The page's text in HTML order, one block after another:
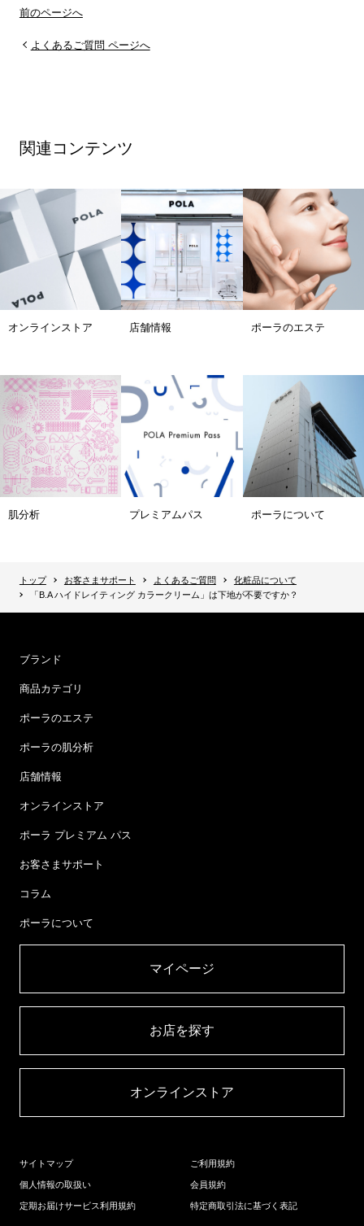
前のページへ
よくあるご質問 ページへ
関連コンテンツ
オンラインストア 店舗情報 ポーラのエステ
肌分析 プレミアムパス ポーラについて
トップ お客さまサポート よくあるご質問
化粧品について
「B.A ハイドレイティング カラークリーム」は下地が不要ですか？
ブランド
商品カテゴリ
ポーラのエステ
ポーラの肌分析
店舗情報
オンラインストア
ポーラ プレミアム パス
お客さまサポート
コラム
ポーラについて
マイページ​
お店を探す​
オンラインストア​
サイトマップ
個人情報の取扱い
定期お届けサービス利用規約
ご利用規約
会員規約
特定商取引法に基づく表記